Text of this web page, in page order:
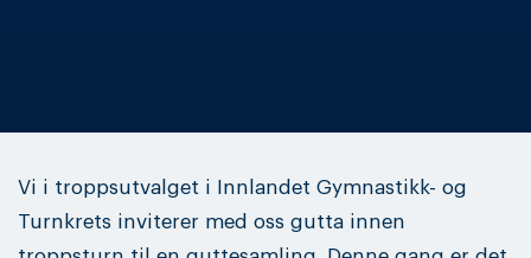
Vi i troppsutvalget i Innlandet Gymnastikk- og
Turnkrets inviterer med oss gutta innen